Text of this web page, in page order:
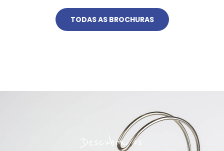
TODAS AS BROCHURAS
Descubra os